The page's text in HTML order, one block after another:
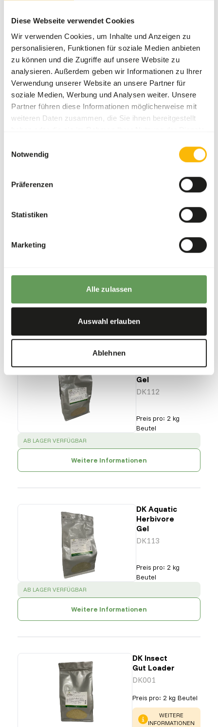
Diese Webseite verwendet Cookies
Wir verwenden Cookies, um Inhalte und Anzeigen zu
personalisieren, Funktionen für soziale Medien anbieten
zu können und die Zugriffe auf unsere Website zu
analysieren. Außerdem geben wir Informationen zu Ihrer
Verwendung unserer Website an unsere Partner für
soziale Medien, Werbung und Analysen weiter. Unsere
Partner führen diese Informationen möglicherweise mit
weiteren Daten zusammen, die Sie ihnen bereitgestellt
Notwendig
Präferenzen
Statistiken
Marketing
Alle zulassen
Auswahl erlauben
Ablehnen
Boskos
Browser
(10 mm)
WE006
Preis pro:20 kg
Browser
AB LAGER VERFÜGBAR
Carnivore
Gel
DK112
Preis pro: 2 kg
Beutel
SUCCESS:
AB LAGER VERFÜGBAR
Weitere Informationen
DK Aquatic
Herbivore
Gel
DK113
Preis pro: 2 kg
Beutel
SUCCESS:
AB LAGER VERFÜGBAR
Weitere Informationen
DK Insect
Gut Loader
DK001
Preis pro: 2 kg Beutel
WARNING
WEITERE
INFORMATIONEN